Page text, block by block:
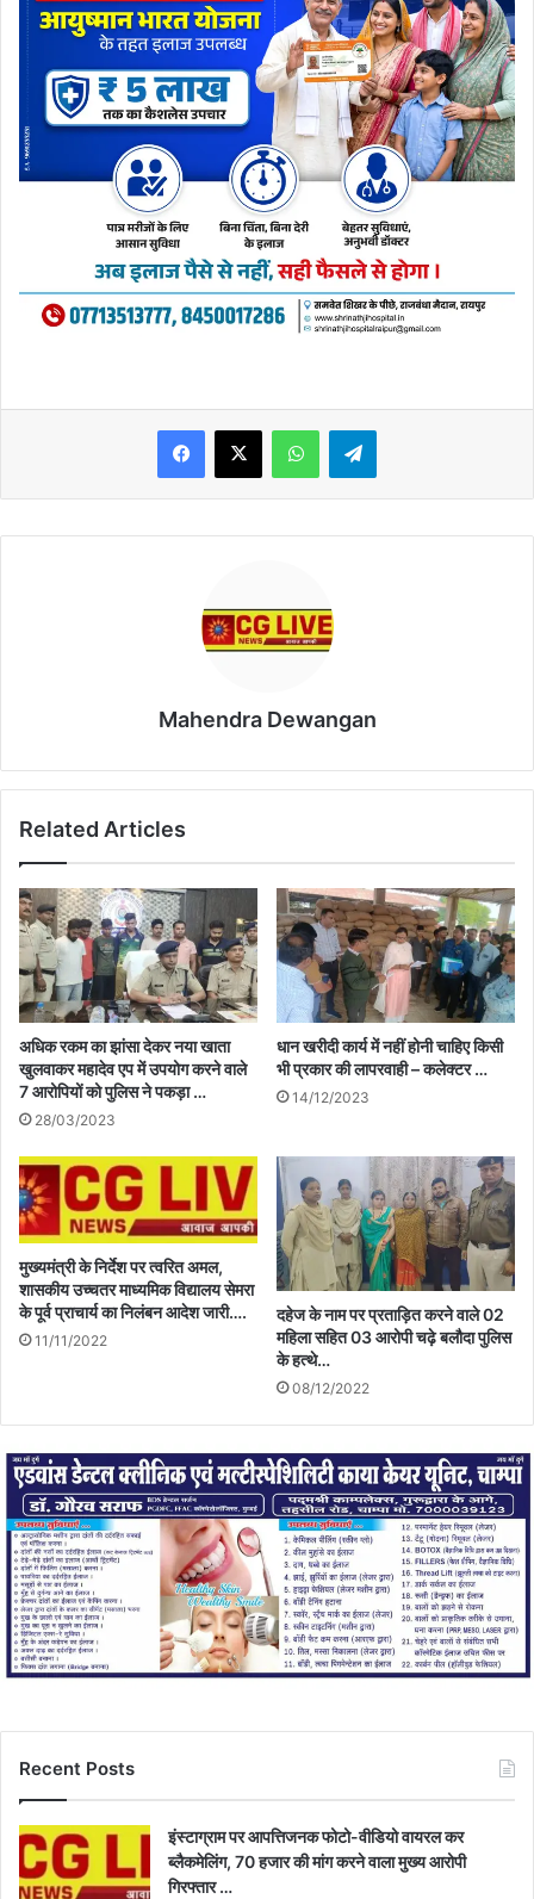
WhatsAppTelegram
Mahendra Dewangan
Related Articles
अधिक रकम का झांसा देकर नया खाता
खुलवाकर महादेव एप में उपयोग करने वाले
7 आरोपियों को पुलिस ने पकड़ा …
28/03/2023
धान खरीदी कार्य में नहीं होनी चाहिए किसी
भी प्रकार की लापरवाही – कलेक्टर …
14/12/2023
मुख्यमंत्री के निर्देश पर त्वरित अमल,
शासकीय उच्चतर माध्यमिक विद्यालय सेमरा
के पूर्व प्राचार्य का निलंबन आदेश जारी….
11/11/2022
दहेज के नाम पर प्रताड़ित करने वाले 02
महिला सहित 03 आरोपी चढ़े बलौदा पुलिस
के हत्थे…
08/12/2022
Recent Posts
इंस्टाग्राम पर आपत्तिजनक फोटो-वीडियो वायरल कर
ब्लैकमेलिंग, 70 हजार की मांग करने वाला मुख्य आरोपी
गिरफ्तार …